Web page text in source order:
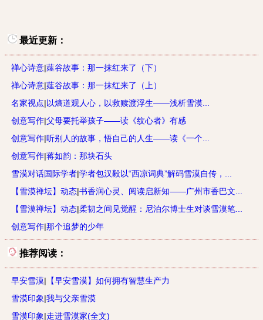
最近更新：
禅心诗意|薤谷故事：那一抹红来了（下）
禅心诗意|薤谷故事：那一抹红来了（上）
名家视点|以熵道观人心，以救赎渡浮生——浅析雪漠...
创意写作|父母要托举孩子——读《纹心者》有感
创意写作|听别人的故事，悟自己的人生——读《一个...
创意写作|蒋如韵：那块石头
雪漠对话国际学者|学者包汉毅以“西凉词典”解码雪漠自传，...
【雪漠禅坛】动态|书香润心灵、阅读启新知——广州市香巴文...
【雪漠禅坛】动态|柔韧之间见觉醒：尼泊尔博士生对谈雪漠笔...
创意写作|那个追梦的少年
推荐阅读：
早安雪漠| 【早安雪漠】如何拥有智慧生产力
雪漠印象|我与父亲雪漠
雪漠印象|走进雪漠家(全文)